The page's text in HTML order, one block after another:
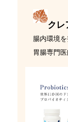
クレ
腸内環境
胃腸専門